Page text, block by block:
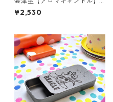
虫除け｜シトロネラ｜野外｜
キャンプ
¥2,530